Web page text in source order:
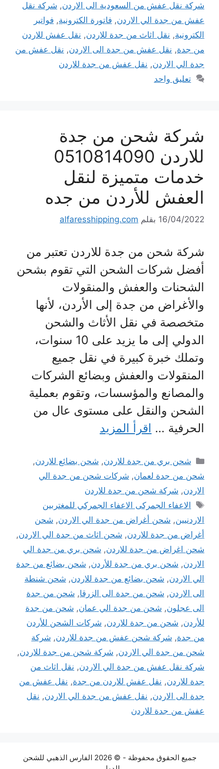
شركة نقل عفش من السعودية الى الاردن, شركة نقل
عفش من جدة الي الاردن, فاتورة الكترونية, فواتير
الكترونية, نقل اثاث من جدة للاردن, نقل عفش للاردن
من جدة, نقل عفش من جدة الى الاردن, نقل عفش من
جدة الي الاردن, نقل عفش من جدة للاردن
تعليق واحد
شركة شحن من جدة
للاردن 0510814090
خدمات متميزة لنقل
العفش للأردن من جده
16/04/2022 بقلم alfaresshipping.com
شركة شحن من جدة للاردن تعتبر من
أفضل شركات الشحن التي تقوم بشحن
الشحنات والعفش والمنقولات
والأغراض من جدة إلى الأردن، لأنها
متخصصة في نقل الأثاث والشحن
الدولي إلى ما يزيد على 10 سنوات،
وتملك خبرة كبيرة في نقل جميع
المنقولات والعفش وبضائع الشركات
والمصانع والمؤسسات، وتقوم بعملية
الشحن والنقل على مستوى عال من
الحرفية … اقرأ المزيد
التصنيفات
شحن بري من جدة للاردن, شحن بضائع للاردن,
شحن من جدة لعمان, شركات شحن من جدة الي
الاردن, شركة شحن من جدة للاردن
الوسوم
الاعفاء الجمركى الاعفاء الجمركي للمغتربين
الاردنيين, شحن أغراض من جدة الي الاردن, شحن
أغراض من جدة للاردن, شحن اثاث من جدة الي الاردن,
شحن اغراض من جدة للاردن, شحن بري من جدة الي
الاردن, شحن بري من جدة للأردن, شحن بضائع من جدة
الي الاردن, شحن بضائع من جدة للاردن, شحن شنطة
الى الاردن, شحن من جدة الى الزرقا, شحن من جدة
الى عجلون, شحن من جدة الي عمان, شحن من جدة
للأردن, شحن من جدة للاردن, شركات الشحن للأردن
من جدة, شركة شحن عفش من جدة للاردن, شركة
شحن من جدة الي الاردن, شركة شحن من جدة للاردن,
شركة نقل عفش من جدة الي الاردن, نقل اثاث من
جدة للاردن, نقل عفش للاردن من جدة, نقل عفش من
جدة الى الاردن, نقل عفش من جدة الي الاردن, نقل
عفش من جدة للاردن
جميع الحقوق محفوظة - © 2026 الفارس الذهبي للشحن